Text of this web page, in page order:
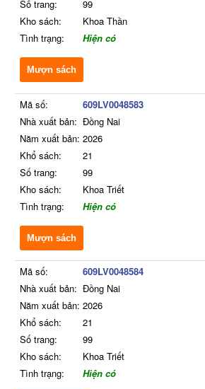
Số trang:
99
Kho sách:
Khoa Thần
Tình trạng:
Hiện có
Mượn sách
Mã số:
609LV0048583
Nhà xuất bản: Đồng Nai
Năm xuất bản: 2026
Khổ sách:
21
Số trang:
99
Kho sách:
Khoa Triết
Tình trạng:
Hiện có
Mượn sách
Mã số:
609LV0048584
Nhà xuất bản: Đồng Nai
Năm xuất bản: 2026
Khổ sách:
21
Số trang:
99
Kho sách:
Khoa Triết
Tình trạng:
Hiện có